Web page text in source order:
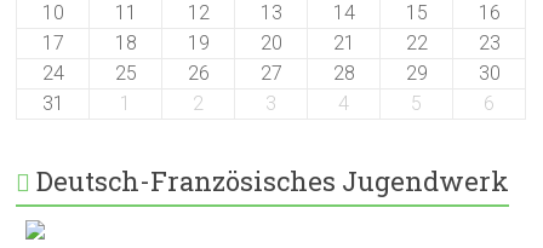
10
11 12 13 14 15
16
17
18 19 20 21 22
23
24
25 26 27 28 29
30
31
1 2 3 4 5 6
Deutsch-Französisches Jugendwerk